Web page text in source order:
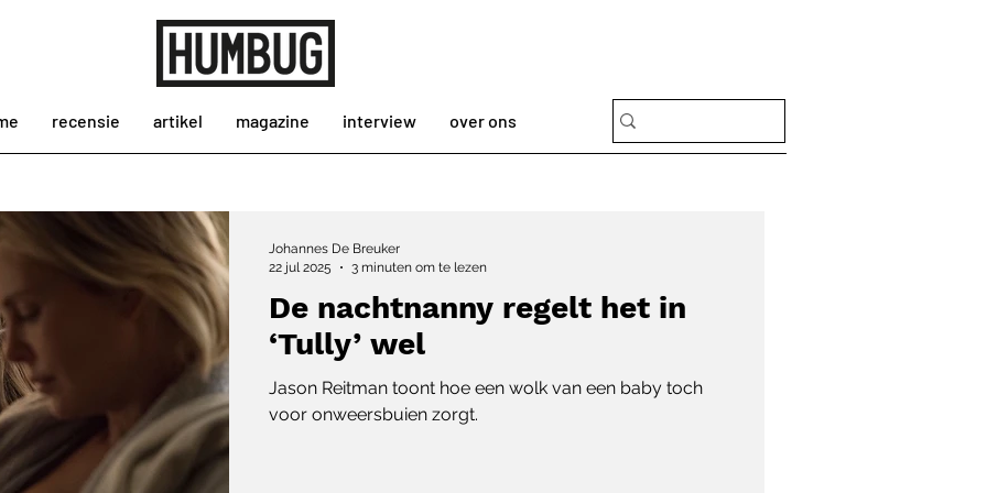
recensie artikel magazine interview over ons
De nachtnanny regelt het in
‘Tully’ wel
Jason Reitman toont hoe een wolk van een baby toch
voor onweersbuien zorgt.
Johannes De Breuker
22 jul 2025
3 minuten om te lezen